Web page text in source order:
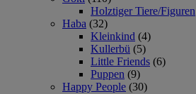
Holztiger Tiere/Figuren
Haba (32)
Kleinkind (4)
Kullerbü (5)
Little Friends (6)
Puppen (9)
Happy People (30)